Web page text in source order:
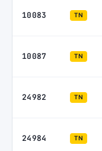
10083 TN
10087 TN
24982 TN
24984 TN